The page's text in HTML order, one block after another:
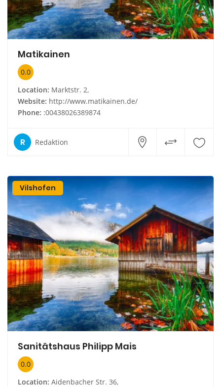
Matikainen
0.0
Location: Marktstr. 2,
Website: http://www.matikainen.de/
Phone: :00438026389874
R Redaktion
Vilshofen
Sanitätshaus Philipp Mais
0.0
Location: Aidenbacher Str. 36,